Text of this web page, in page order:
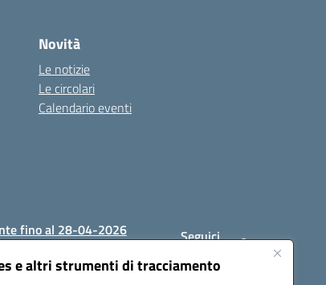
e altri strumenti di tracciamento
Novità
Le notizie
Le circolari
Calendario eventi
fino al 28-04-2026
Seguici